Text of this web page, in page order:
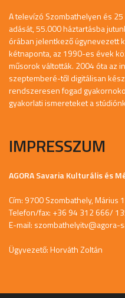
A televízó Szombathelyen és
adását, 55.000 háztartásba
órában jelentkező úgynevezett
kétnaponta, az 1990-es évek
műsorok váltották. 2004 óta az
szeptemberé-től digitálisan
rendszeresen fogad
gyakorlati ismereteket a
IMPRESSZUM
AGORA Savaria Kulturális és
Cím: 9700 Szombathely, Márius
Telefon/fax: +36 94 312 666/
E-mail: szombathelyitv@agora-
Ügyvezető: Horváth Zoltán